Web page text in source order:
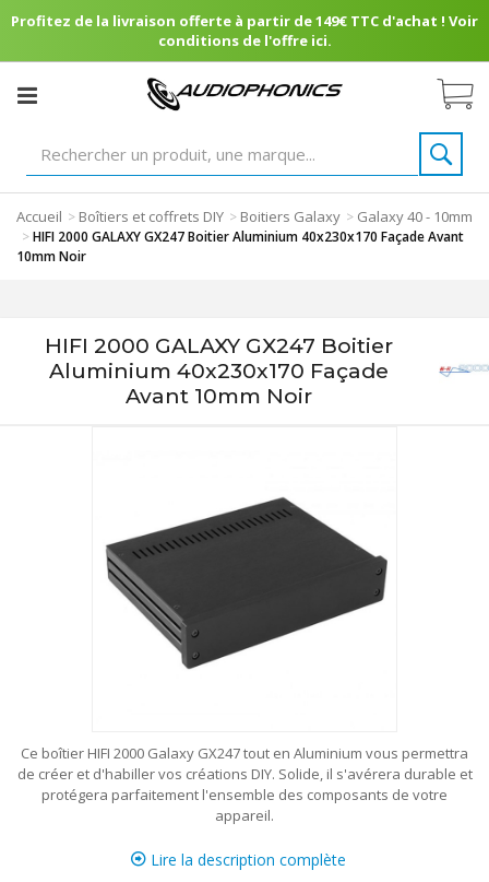
Profitez de la livraison offerte à partir de 149€ TTC d'achat ! Voir
conditions de l'offre ici.
Accueil > Boîtiers et coffrets DIY > Boitiers Galaxy > Galaxy 40 - 10mm
>HIFI 2000 GALAXY GX247 Boitier Aluminium 40x230x170 Façade Avant
10mm Noir
HIFI 2000 GALAXY GX247 Boitier
Aluminium 40x230x170 Façade
Avant 10mm Noir
Ce boîtier HIFI 2000 Galaxy GX247 tout en Aluminium vous permettra
de créer et d'habiller vos créations DIY. Solide, il s'avérera durable et
protégera parfaitement l'ensemble des composants de votre
appareil.
Lire la description complète